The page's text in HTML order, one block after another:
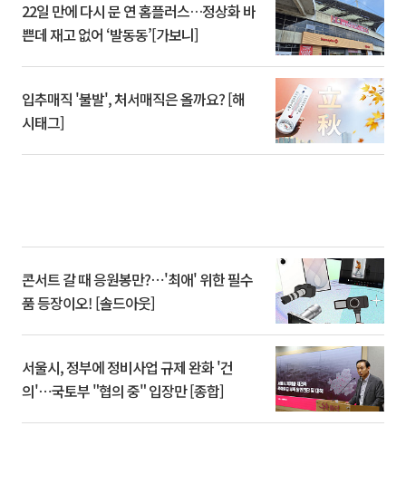
22일 만에 다시 문 연 홈플러스…정상화 바
쁜데 재고 없어 ‘발동동’[가보니]
입추매직 '불발', 처서매직은 올까요? [해
시태그]
콘서트 갈 때 응원봉만?⋯'최애' 위한 필수
품 등장이오! [솔드아웃]
서울시, 정부에 정비사업 규제 완화 '건
의'⋯국토부 "협의 중" 입장만 [종합]